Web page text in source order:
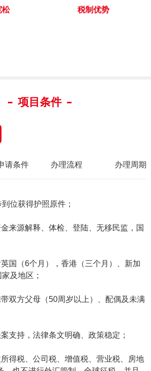
松 税制优势
项目条件
请条件 办理流程 办理周期
位获得护照原件；
来源解释、体检、登陆、无移民监，国
国（6个月），香港（三个月）、新加
及地区；
双方父母（50周岁以上）、配偶及未满
支持，法律条文明确、政策稳定；
得税、公司税、增值税、营业税、房地